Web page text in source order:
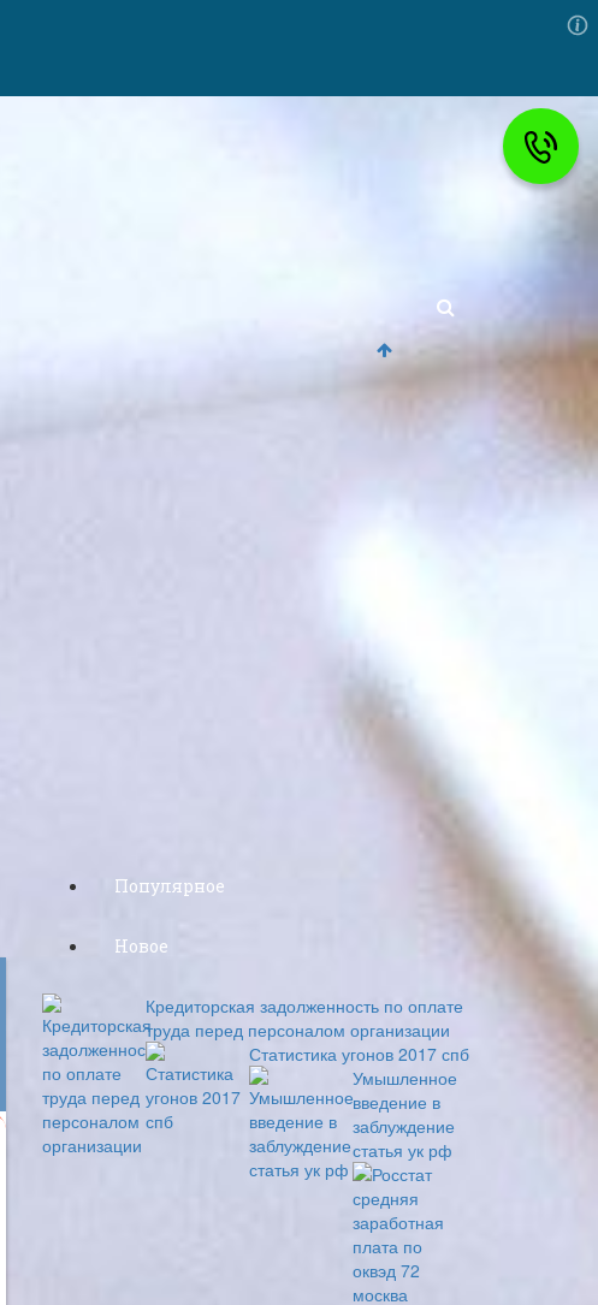
Популярное
Новое
Кредиторская задолженность по оплате
труда перед персоналом организации
Статистика угонов 2017 спб
Умышленное
введение в
заблуждение
статья ук рф